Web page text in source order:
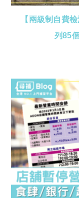
【兩級制自費
列85